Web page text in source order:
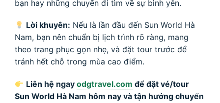
bạn hay những chuyến đi tìm về sự bình yên.
Lời khuyên: Nếu là lần đầu đến Sun World Hà
Nam, bạn nên chuẩn bị lịch trình rõ ràng, mang
theo trang phục gọn nhẹ, và đặt tour trước để
tránh hết chỗ trong mùa cao điểm.
Liên hệ ngayodgtravel.com để đặt vé/tour
Sun World Hà Nam hôm nay và tận hưởng chuyến